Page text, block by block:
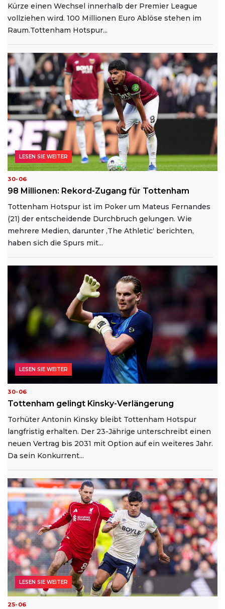
Kürze einen Wechsel innerhalb der Premier League
vollziehen wird. 100 Millionen Euro Ablöse stehen im
Raum.Tottenham Hotspur...
30-06
98 Millionen: Rekord-Zugang für Tottenham
Tottenham Hotspur ist im Poker um Mateus Fernandes
(21) der entscheidende Durchbruch gelungen. Wie
mehrere Medien, darunter ‚The Athletic‘ berichten,
haben sich die Spurs mit...
LESEN SIE WEITER
30-06
Tottenham gelingt Kinsky-Verlängerung
Torhüter Antonin Kinsky bleibt Tottenham Hotspur
langfristig erhalten. Der 23-Jährige unterschreibt einen
neuen Vertrag bis 2031 mit Option auf ein weiteres Jahr.
Da sein Konkurrent...
LESEN SIE WEITER
25-06
LESEN SIE WEITER